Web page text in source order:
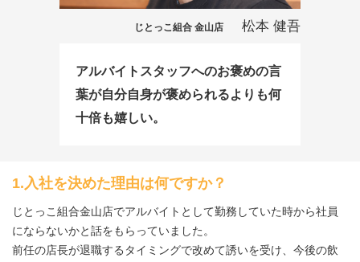
じとっこ組合 金山店 松本 健吾
アルバイトスタッフへのお褒めの言
葉が自分自身が褒められるよりも何
十倍も嬉しい。
1.入社を決めた理由は何ですか？
じとっこ組合金山店でアルバイトとして勤務していた時から社員
にならないかと話をもらっていました。
前任の店長が退職するタイミングで改めて誘いを受け、今後の飲